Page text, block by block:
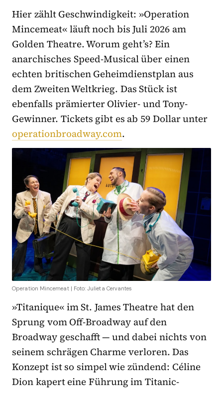
Hier zählt Geschwindigkeit: »Operation
Mincemeat« läuft noch bis Juli 2026 am
Golden Theatre. Worum geht’s? Ein
anarchisches Speed-Musical über einen
echten britischen Geheimdienstplan aus
dem Zweiten Weltkrieg. Das Stück ist
ebenfalls prämierter Olivier- und Tony-
Gewinner. Tickets gibt es ab 59 Dollar unter
operationbroadway.com.
Operation Mincemeat | Foto: Julieta Cervantes
»Titanique« im St. James Theatre hat den
Sprung vom Off-Broadway auf den
Broadway geschafft — und dabei nichts von
seinem schrägen Charme verloren. Das
Konzept ist so simpel wie zündend: Céline
Dion kapert eine Führung im Titanic-